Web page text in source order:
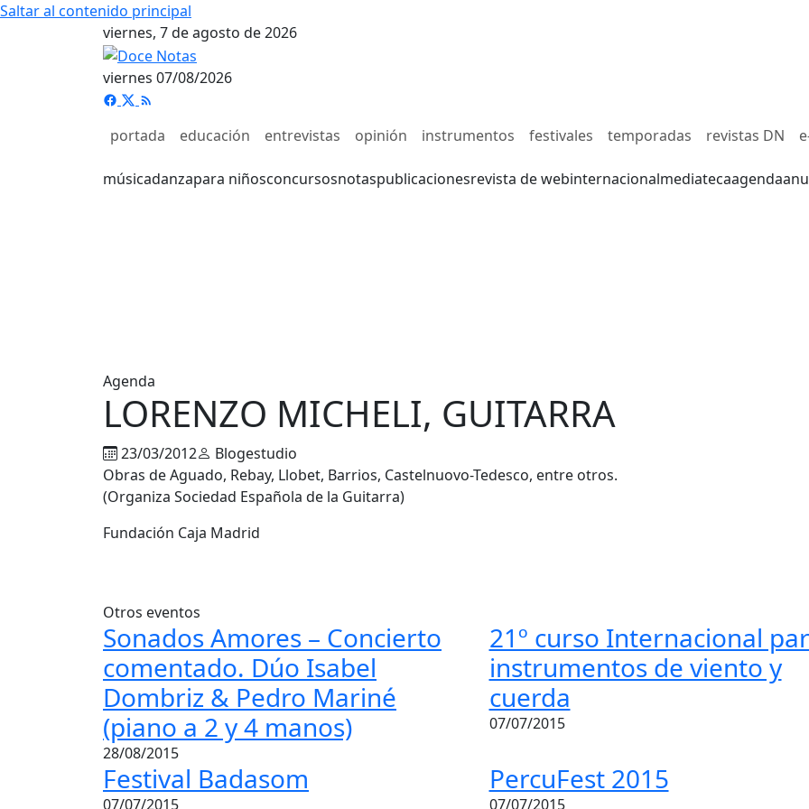
Saltar al contenido principal
viernes, 7 de agosto de 2026
viernes 07/08/2026
portada educación entrevistas opinión instrumentos festivales temporadas revistas DN
músicadanzapara niñosconcursosnotaspublicacionesrevista de webinternacionalmediatecaagenda
Agenda
LORENZO MICHELI, GUITARRA
23/03/2012
Blogestudio
Obras de Aguado, Rebay, Llobet, Barrios, Castelnuovo-Tedesco, entre otros.
(Organiza Sociedad Española de la Guitarra)
Fundación Caja Madrid
Otros eventos
Sonados Amores – Concierto
comentado. Dúo Isabel
Dombriz & Pedro Mariné
(piano a 2 y 4 manos)
28/08/2015
21º curso Internacional
instrumentos de viento y
cuerda
07/07/2015
Festival Badasom
07/07/2015
PercuFest 2015
07/07/2015